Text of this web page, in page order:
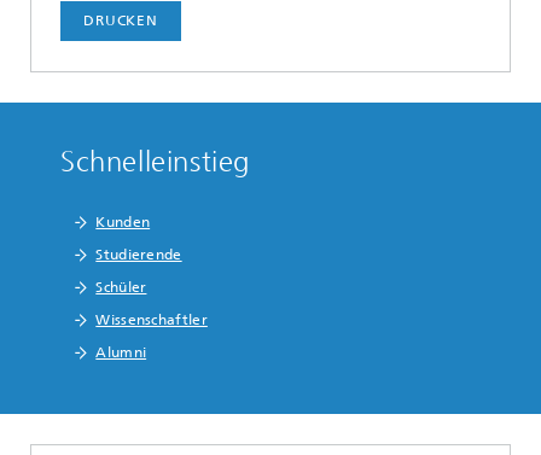
DRUCKEN
Schnelleinstieg
Kunden
Studierende
Schüler
Wissenschaftler
Alumni